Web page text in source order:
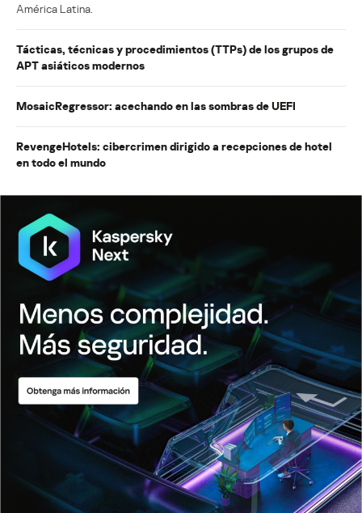
América Latina.
Tácticas, técnicas y procedimientos (TTPs) de los grupos de
APT asiáticos modernos
MosaicRegressor: acechando en las sombras de UEFI
RevengeHotels: cibercrimen dirigido a recepciones de hotel
en todo el mundo